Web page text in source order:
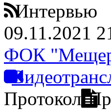
Интервью
09.11.2021
ФОК
Протокол